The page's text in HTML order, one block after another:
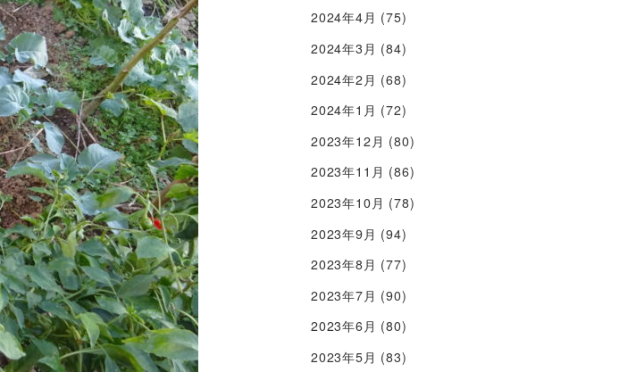
2024年4月 (75)
2024年3月 (84)
2024年2月 (68)
2024年1月 (72)
2023年12月 (80)
2023年11月 (86)
2023年10月 (78)
2023年9月 (94)
2023年8月 (77)
2023年7月 (90)
2023年6月 (80)
2023年5月 (83)